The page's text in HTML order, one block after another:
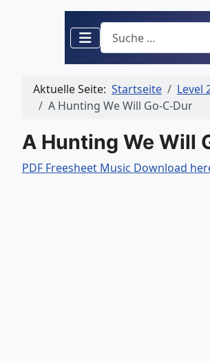
Suchen
Aktuelle Seite: Startseite
Level
A Hunting We Will Go-C-Dur
A Hunting We Will
PDF Freesheet Music Download